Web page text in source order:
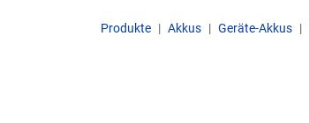
Produkte Akkus Geräte-Akkus